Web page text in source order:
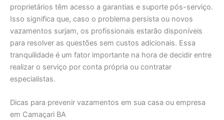
proprietários têm acesso a garantias e suporte pós-serviço.
Isso significa que, caso o problema persista ou novos
vazamentos surjam, os profissionais estarão disponíveis
para resolver as questões sem custos adicionais. Essa
tranquilidade é um fator importante na hora de decidir entre
realizar o serviço por conta própria ou contratar
especialistas.
Dicas para prevenir vazamentos em sua casa ou empresa
em Camaçari BA